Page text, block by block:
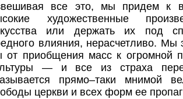
все это, мы придем к
художественные
или держать их под
влияния, нерасчетливо. Мы
от приобщения масс к огромной
— и все из страха
прямо–таки мнимой
церкви и всех форм ее